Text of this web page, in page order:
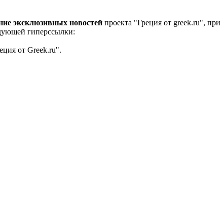
эксклюзивных новостей проекта "Греция от greek.ru", при
гиперссылки:
от Greek.ru".